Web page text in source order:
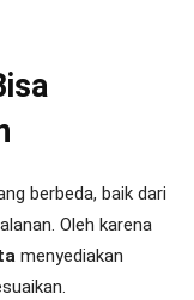
berbeda, baik dari
Oleh karena
menyediakan